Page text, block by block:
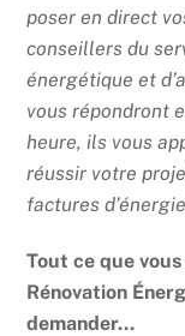
poser en direct
conseillers du
énergétique et
vous répondront
heure, ils vous
réussir votre
factures
Tout ce que
Rénovation
demander…